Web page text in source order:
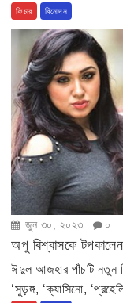
ফিচার বিনোদন
জুন ৩০, ২০২৩ ০
অপু বিশ্বাসকে
ঈদুল আজহার পাঁচটি নতুন
‘সুড়ঙ্গ, ‘ক্যাসিনো,